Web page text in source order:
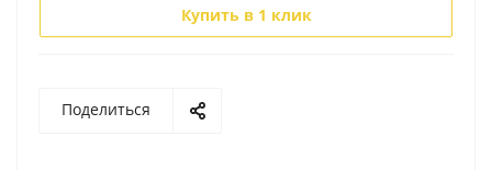
Купить в 1 клик
Поделиться